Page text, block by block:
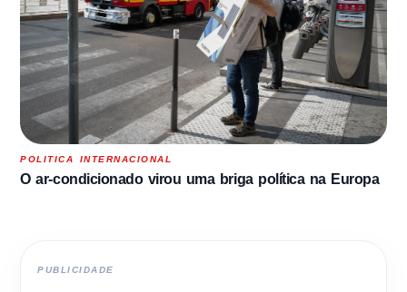
POLITICA INTERNACIONAL
O ar-condicionado virou uma briga política na Europa
PUBLICIDADE